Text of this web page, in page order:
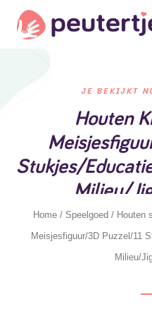
JE BEKIJKT
Houten
Stukjes/
Milieu/
Home/ Speelgoed / Houten
Meisjesfiguur/3D Puzzel/11
Milieu/